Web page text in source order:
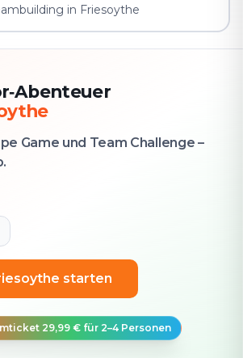
in Friesoythe
Game und Team Challenge –
starten
29,99 € für 2–4 Personen